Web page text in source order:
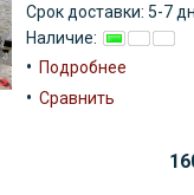
Срок доставки: 5-7
Наличие:
• Подробнее
• Сравнить